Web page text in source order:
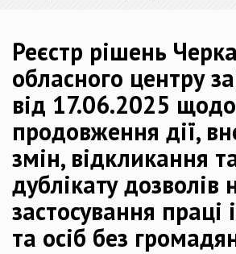
Реєстр рішень
обласного центру
від 17.06.2025
продовження дії,
змін, відкликання
дублікату дозволів
застосування праці
та осіб без